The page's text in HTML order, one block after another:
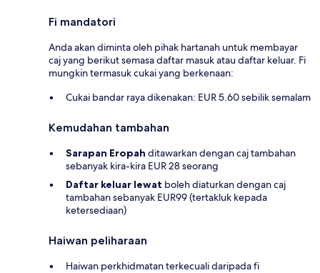
Fi mandatori
Anda akan diminta oleh pihak hartanah untuk membayar
caj yang berikut semasa daftar masuk atau daftar keluar. Fi
mungkin termasuk cukai yang berkenaan:
Cukai bandar raya dikenakan: EUR 5.60 sebilik semalam
Kemudahan tambahan
Sarapan Eropah ditawarkan dengan caj tambahan
sebanyak kira-kira EUR 28 seorang
Daftar keluar lewat boleh diaturkan dengan caj
tambahan sebanyak EUR99 (tertakluk kepada
ketersediaan)
Haiwan peliharaan
Haiwan perkhidmatan terkecuali daripada fi